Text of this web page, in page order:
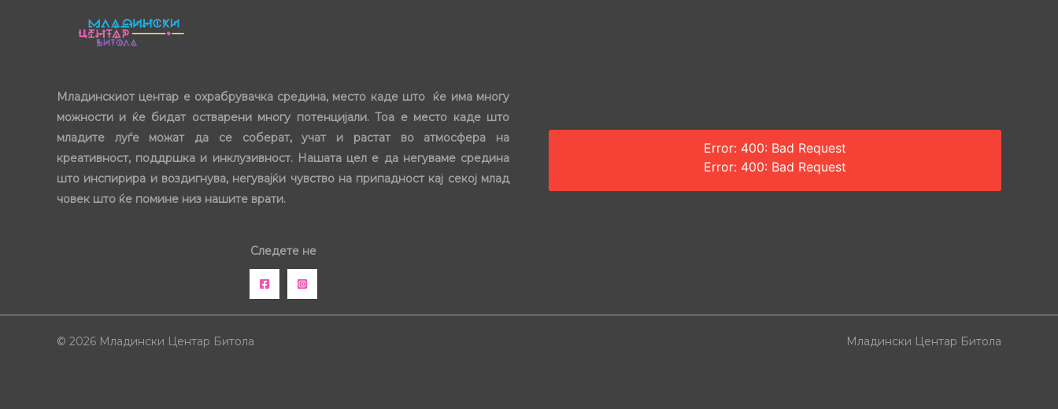
Младинскиот центар е охрабрувачка средина, место каде што ќе има многу
можности и ќе бидат остварени многу потенцијали. Тоа е место каде што
младите луѓе можат да се соберат, учат и растат во атмосфера на
креативност, поддршка и инклузивност. Нашата цел е да негуваме средина
што инспирира и воздигнува, негувајќи чувство на припадност кај секој млад
човек што ќе помине низ нашите врати.
Следете не
Error: 400: Bad Request
Error: 400: Bad Request
© 2026 Младински Центар Битола Младински Центар Битола